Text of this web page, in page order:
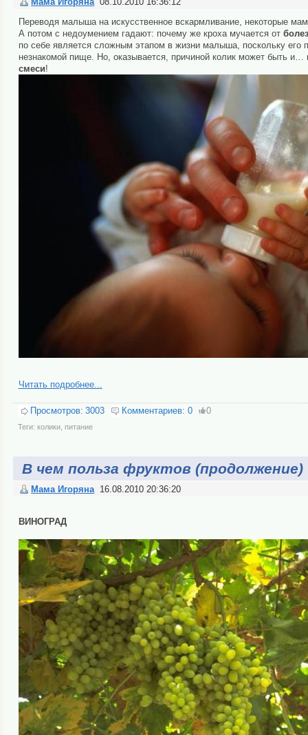
Переводя малыша на искусственное вскармливание, некоторые
А потом с недоумением гадают: почему же кроха мучается от
по себе является сложным этапом в жизни малыша, поскольку его
незнакомой пище. Но, оказывается, причиной колик может быть и…
смеси!
Читать подробнее...
Просмотров: 3003 Комментариев: 0 0
Теги: колики, питание
В чем польза фруктов (продолжение)
Мама Игоряна 16.08.2010 20:36:20
ВИНОГРАД